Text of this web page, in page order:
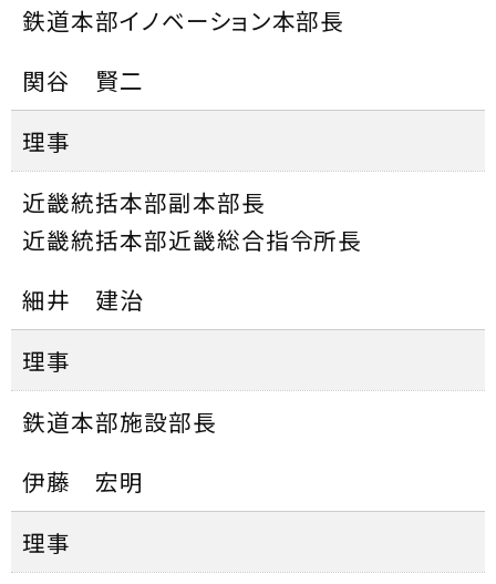
鉄道本部イノベーション本部長
関谷 賢二
理事
近畿統括本部副本部長
近畿統括本部近畿総合指令所長
細井 建治
理事
鉄道本部施設部長
伊藤 宏明
理事